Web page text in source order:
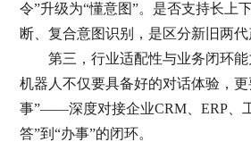
令”升级为“懂意图”。是否支持长上
断、复合意图识别，是区分新旧两代
第三，行业适配性与业务闭环
机器人不仅要具备好的对话体验，
事”——深度对接企业CRM、ERP、
答”到“办事”的闭环。